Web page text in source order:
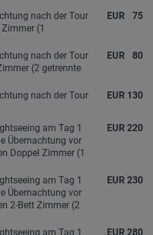
nach der Tour
(1
EUR 75
nach der Tour
(2 getrennte
EUR 80
nach der Tour
EUR 130
am Tag 1
Übernachtung vor
Doppel Zimmer (1
EUR 220
am Tag 1
Übernachtung vor
2-Bett Zimmer (2
EUR 230
am Tag 1
EUR 280